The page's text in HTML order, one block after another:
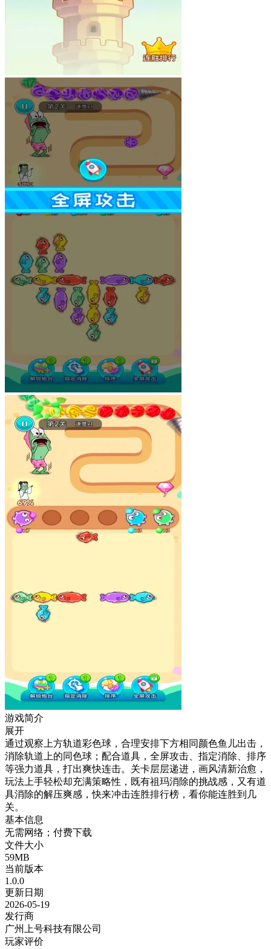
游戏简介
展开
通过观察上方轨道彩色球，合理安排下方相同颜色鱼儿出击，
消除轨道上的同色球；配合道具，全屏攻击、指定消除、排序
等强力道具，打出爽快连击。关卡层层递进，画风清新治愈，
玩法上手轻松却充满策略性，既有祖玛消除的挑战感，又有道
具消除的解压爽感，快来冲击连胜排行榜，看你能连胜到几
关。
基本信息
无需网络；付费下载
文件大小
59MB
当前版本
1.0.0
更新日期
2026-05-19
发行商
广州上号科技有限公司
玩家评价